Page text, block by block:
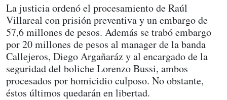
La justicia ordenó el procesamiento de Raúl
Villareal con prisión preventiva y un embargo de
57,6 millones de pesos. Además se trabó embargo
por 20 millones de pesos al manager de la banda
Callejeros, Diego Argañaráz y al encargado de la
seguridad del boliche Lorenzo Bussi, ambos
procesados por homicidio culposo. No obstante,
éstos últimos quedarán en libertad.